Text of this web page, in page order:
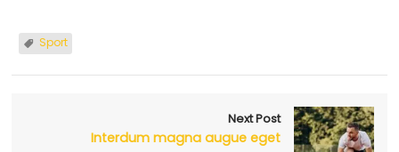
Sport
Next Post
Interdum magna augue eget